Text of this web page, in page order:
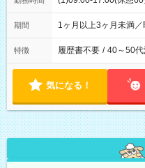
期間 1ヶ月以上3ヶ月未満
特徴 履歴書不要 / 40～50代
気になる！